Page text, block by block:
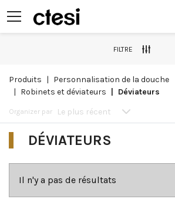
FILTRE
produits
personnalisation de la douche
robinets et déviateurs
déviateurs
Organizer par Le plus récent
DÉVIATEURS
Il n'y a pas de résultats